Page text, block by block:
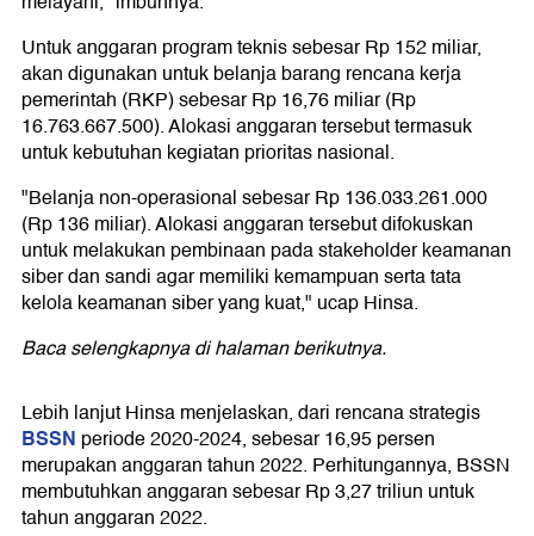
Untuk anggaran program teknis sebesar Rp 152 miliar,
akan digunakan untuk belanja barang rencana kerja
pemerintah (RKP) sebesar Rp 16,76 miliar (Rp
16.763.667.500). Alokasi anggaran tersebut termasuk
untuk kebutuhan kegiatan prioritas nasional.
"Belanja non-operasional sebesar Rp 136.033.261.000
(Rp 136 miliar). Alokasi anggaran tersebut difokuskan
untuk melakukan pembinaan pada stakeholder keamanan
siber dan sandi agar memiliki kemampuan serta tata
kelola keamanan siber yang kuat," ucap Hinsa.
Baca selengkapnya di halaman berikutnya.
Lebih lanjut Hinsa menjelaskan, dari rencana strategis
BSSN periode 2020-2024, sebesar 16,95 persen
merupakan anggaran tahun 2022. Perhitungannya, BSSN
membutuhkan anggaran sebesar Rp 3,27 triliun untuk
tahun anggaran 2022.